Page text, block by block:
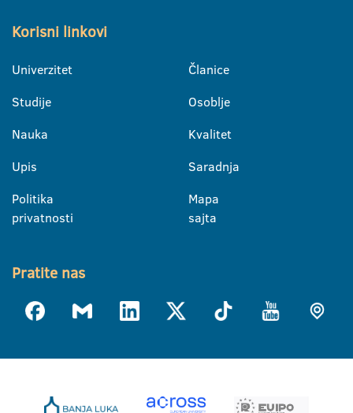
Korisni linkovi
Univerzitet
Studije
Nauka
Upis
Politika
privatnosti
Članice
Osoblje
Kvalitet
Saradnja
Mapa
sajta
Pratite nas